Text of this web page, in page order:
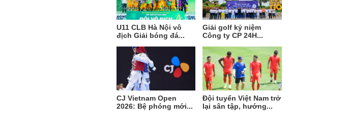
U11 CLB Hà Nội vô
địch Giải bóng đá...
Giải golf kỷ niệm
Công ty CP 24H...
CJ Vietnam Open
2026: Bệ phóng mới...
Đội tuyển Việt Nam trở
lại sân tập, hướng...